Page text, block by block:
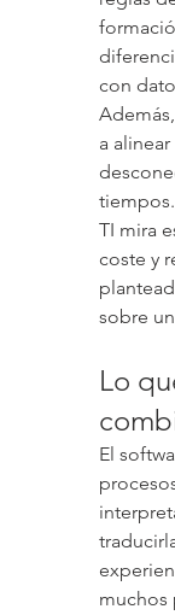
con
a
TI mira
coste y
sobre
Lo
El
muchos